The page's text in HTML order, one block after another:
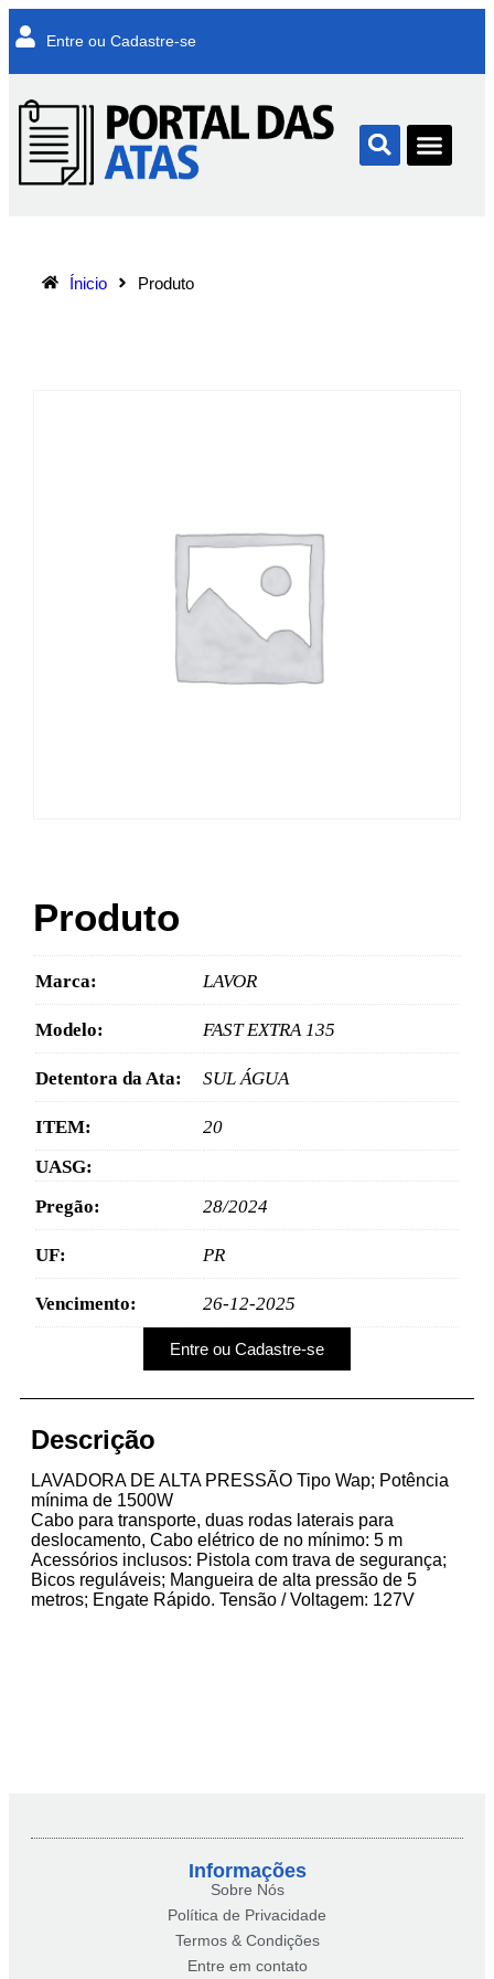
Entre ou Cadastre-se
Ínicio Produto
Produto
Marca: LAVOR
Modelo: FAST EXTRA 135
Detentora da Ata: SUL ÁGUA
ITEM:
20
UASG:
Pregão:
28/2024
UF: PR
Vencimento: 26-12-2025
Entre ou Cadastre-se
Descrição
LAVADORA DE ALTA PRESSÃO Tipo Wap; Potência
mínima de 1500W
Cabo para transporte, duas rodas laterais para
deslocamento, Cabo elétrico de no mínimo: 5 m
Acessórios inclusos: Pistola com trava de segurança;
Bicos reguláveis; Mangueira de alta pressão de 5
metros; Engate Rápido. Tensão / Voltagem: 127V
Informações
Sobre Nós
Política de Privacidade
Termos & Condições
Entre em contato